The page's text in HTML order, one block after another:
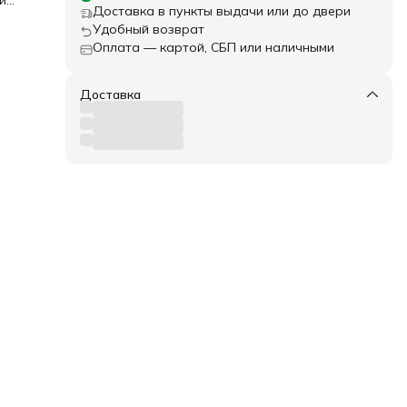
Доставка в пункты выдачи или до двери
Удобный возврат
Оплата — картой, СБП или наличными
Доставка